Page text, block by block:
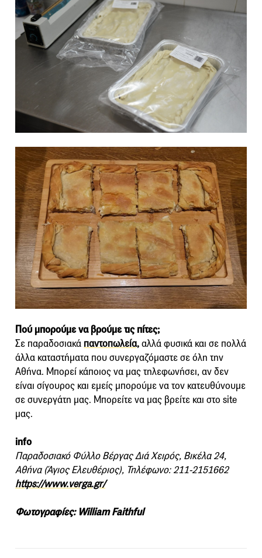
Πού μπορούμε να βρούμε τις πίτες;
Σε παραδοσιακά παντοπωλεία,αλλά φυσικά και σε πολλά
άλλα καταστήματα που συνεργαζόμαστε σε όλη την
Αθήνα. Μπορεί κάποιος να μας τηλεφωνήσει, αν δεν
είναι σίγουρος και εμείς μπορούμε να τον κατευθύνουμε
σε συνεργάτη μας. Μπορείτε να μας βρείτε και στο site
μας.
info
Παραδοσιακό Φύλλο Βέργας Διά Χειρός, Βικέλα 24,
Αθήνα (Άγιος Ελευθέριος), Τηλέφωνο: 211-2151662
https://www.verga.gr/
Φωτογραφίες: William Faithful